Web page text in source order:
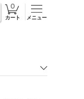
カート メニュー